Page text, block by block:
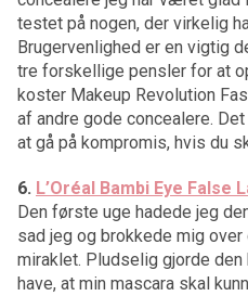
testet på nogen, der virkelig
Brugervenlighed er en vigtig
tre forskellige pensler for at
koster Makeup Revolution
af andre gode concealere.
at gå på kompromis, hvis du
6. L’Oréal Bambi Eye False
Den første uge hadede jeg
sad jeg og brokkede mig
miraklet. Pludselig gjorde den
have, at min mascara skal